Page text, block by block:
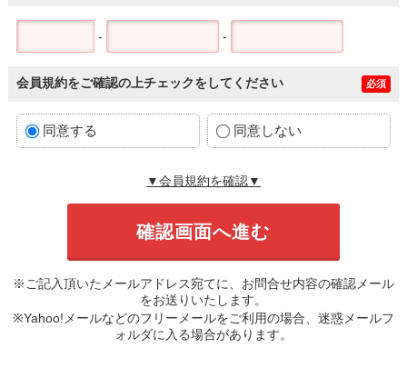
- -
会員規約をご確認の上チェックをしてください 必須
同意する 同意しない
▼会員規約を確認▼
※ご記入頂いたメールアドレス宛てに、お問合せ内容の確認メール
をお送りいたします。
※Yahoo!メールなどのフリーメールをご利用の場合、迷惑メールフ
ォルダに入る場合があります。